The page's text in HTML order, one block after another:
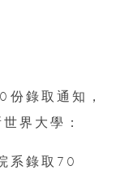
錄取通知，
界大學：
系錄取70